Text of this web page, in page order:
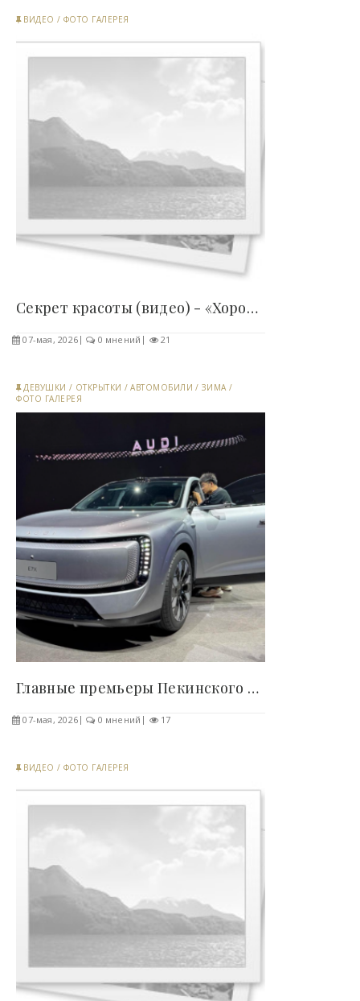
ВИДЕО / ФОТО ГАЛЕРЕЯ
Секрет красоты (видео) - «Хорошее настроение»..
07-мая, 2026 0 мнений 21
ДЕВУШКИ / ОТКРЫТКИ /АВТОМОБИЛИ / ЗИМА /
ФОТО ГАЛЕРЕЯ
Главные премьеры Пекинского автосалона: какие..
07-мая, 2026 0 мнений 17
ВИДЕО / ФОТО ГАЛЕРЕЯ